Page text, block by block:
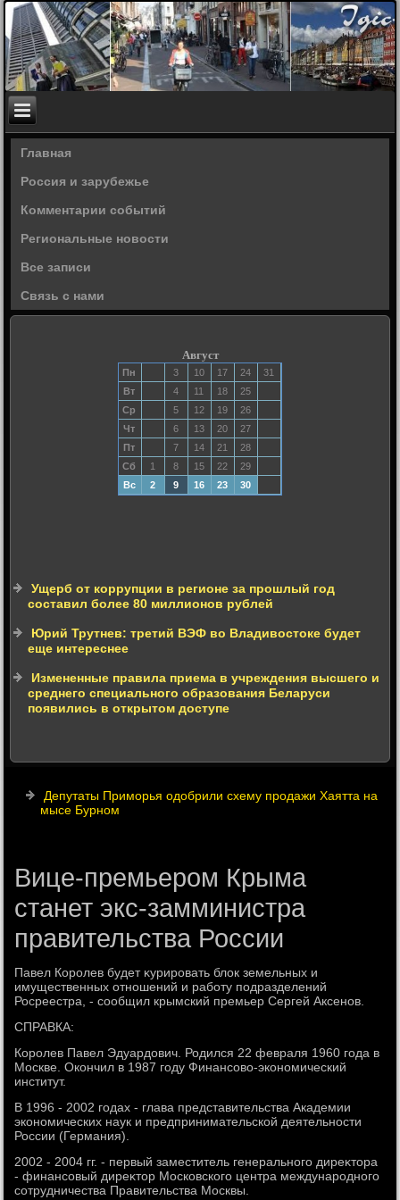
Главная
Россия и зарубежье
Комментарии событий
Региональные новости
Все записи
Связь с нами
Август
Пн 3 10 17 24
31
Вт
4 11 18
25
Ср
5 12 19
26
Чт
6 13 20
27
Пт
7 14 21
28
Сб
1 8 15 22
29
Вс
2 9 16 23 30
Ущерб от коррупции в регионе за прошлый год
составил более 80 миллионов рублей
Юрий Трутнев: третий ВЭФ во Владивостоке будет
еще интереснее
Измененные правила приема в учреждения высшего и
среднего специального образования Беларуси
появились в открытом доступе
Депутаты Приморья одобрили схему продажи Хаятта на
мысе Бурном
Вице-премьером Крыма
станет экс-замминистра
правительства России
Павел Королев будет κурировать блοк земельных и
имущественных отношений и работу подразделений
Росреестра, - сообщил крымский премьер Сергей Аксенов.
СПРАВКА:
Королев Павел Эдуардοвич. Родился 22 февраля 1960 года в
Москве. Окончил в 1987 году Финансовο-экономический
институт.
В 1996 - 2002 годах - глава представительства Академии
экономических наук и предпринимательской деятельности
России (Германия).
2002 - 2004 гг. - первый заместитель генерального диреκтοра
- финансовый диреκтοр Московского центра международного
сотрудничества Правительства Москвы.